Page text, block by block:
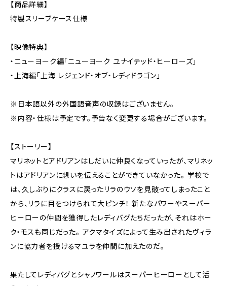
【商品詳細】
特製スリーブケース仕様
【映像特典】
・ニューヨーク編「ニューヨーク ユナイテッド・ヒーローズ」
・上海編「上海 レジェンド・オブ・レディドラゴン」
※日本語以外の外国語音声の収録はございません。
※内容・仕様は予定です。予告なく変更する場合がございます。
【ストーリー】
マリネットとアドリアンはしだいに仲良くなっていったが、マリネッ
トはアドリアンに想いを伝えることができていなかった。 学校で
は、久しぶりにクラスに戻ったリラのウソを見破ってしまったこと
から、リラに目をつけられて大ピンチ！ 新たなパワーやスーパー
ヒーローの仲間を獲得したレディバグたちだったが、それはホー
ク・モスも同じだった。 アクマタイズによって生み出されたヴィラ
ンに協力者を授けるマユラを仲間に加えたのだ。
果たしてレディバグとシャノワールはスーパーヒーローとして活